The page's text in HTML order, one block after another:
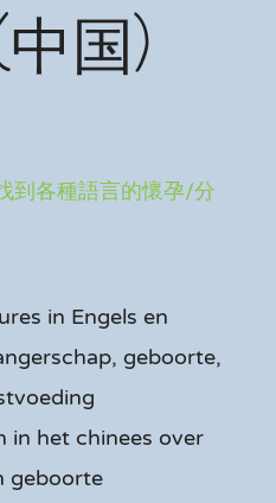
国)
到各種語言的懷孕/分
in Engels en
geboorte,
in het chinees over
geboorte